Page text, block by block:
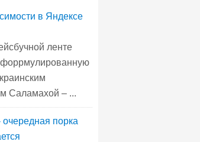
в Яндексе
ленте
Саламахой – ...
порка